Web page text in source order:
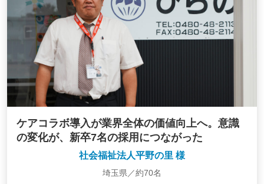
ケアコラボ導入が業界全体の価値向上へ。意識
の変化が、新卒7名の採用につながった
社会福祉法人平野の里 様
埼玉県／約70名